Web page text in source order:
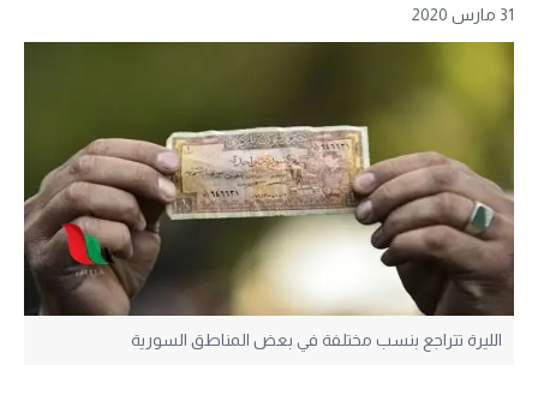
31 مارس 2020
الليرة تتراجع بنسب مختلفة في بعض المناطق السورية